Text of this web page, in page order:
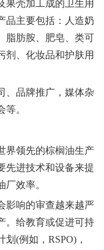
果壳加工成的卫生用
品主要包括：人造奶
脂肪胺、肥皂、类可
剂、化妆品和护肤用
、品牌推广，媒体杂
。
界领先的棕榈油生产
先进技术和设备来提
效率。
影响的审查越来越严
。给教育或促进可持
(例如，RSPO)，